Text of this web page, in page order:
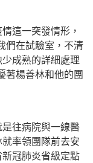
這一突發情形，
們在試驗室，不清
成熟的詳細處理
著楊善林和他的團
往病院與一線醫
率領團隊前去安
冠肺炎省級定點